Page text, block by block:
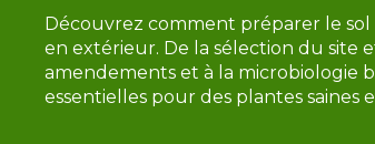
Découvrez comment préparer le
en extérieur. De la sélection du site
amendements et à la microbiologie
essentielles pour des plantes saines